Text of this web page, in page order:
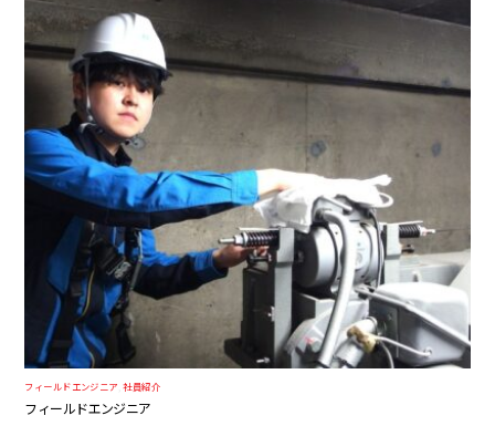
フィールドエンジニア ,社員紹介
フィールドエンジニア